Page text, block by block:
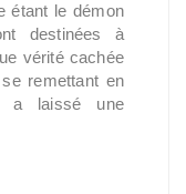
étant le démon
destinées à
vérité cachée
remettant en
a laissé une